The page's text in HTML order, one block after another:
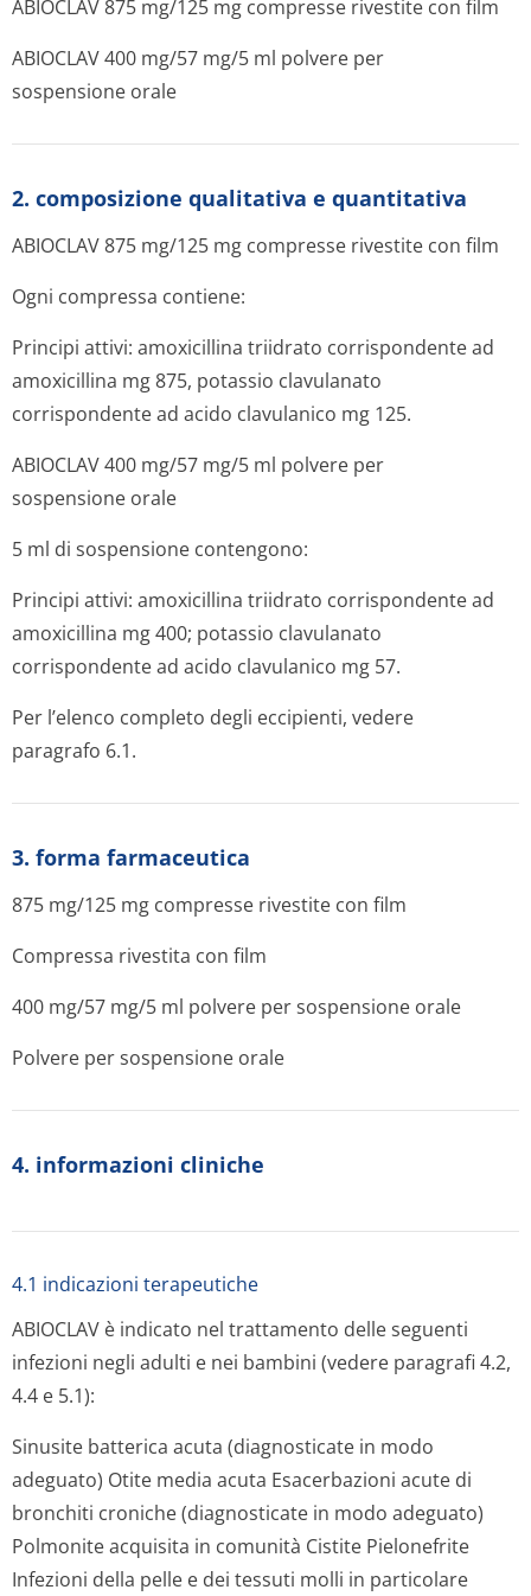
ABIOCLAV 875 mg/125 mg compresse rivestite con film
ABIOCLAV 400 mg/57 mg/5 ml polvere per
sospensione orale
2. composizione qualitativa e quantitativa
ABIOCLAV875 mg/125 mg compresse rivestite con film
Ogni compressa contiene:
Principi attivi: amoxicillina triidrato corrispondente ad
amoxicillina mg 875, potassio clavulanato
corrispondente ad acido clavulanico mg 125.
ABIOCLAV400 mg/57 mg/5 ml polvere per
sospensione orale
5 ml di sospensione contengono:
Principi attivi: amoxicillina triidrato corrispondente ad
amoxicillina mg 400; potassio clavulanato
corrispondente ad acido clavulanico mg 57.
Per l’elenco completo degli eccipienti, vedere
paragrafo 6.1.
3. forma farmaceutica
875 mg/125 mg compresse rivestite con film
Compressa rivestita con film
400 mg/57 mg/5 ml polvere per sospensione orale
Polvere per sospensione orale
4. informazioni cliniche
4.1 indicazioni terapeutiche
ABIOCLAV è indicato nel trattamento delle seguenti
infezioni negli adulti e nei bambini (vedere paragrafi 4.2,
4.4 e 5.1):
Sinusite batterica acuta (diagnosticate in modo
adeguato) Otite media acuta Esacerbazioni acute di
bronchiti croniche (diagnosticate in modo adeguato)
Polmonite acquisita in comunità Cistite Pielonefrite
Infezioni della pelle e dei tessuti molli in particolare